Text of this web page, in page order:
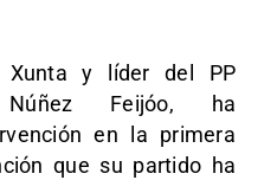
Xunta y líder del PP
Feijóo, ha
en la primera
que su partido ha